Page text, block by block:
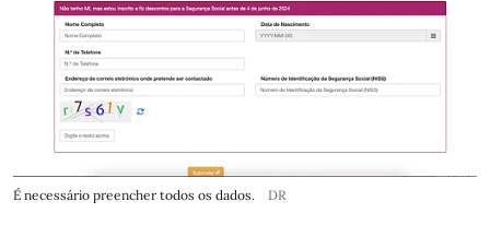
É necessário preencher todos os dados. DR